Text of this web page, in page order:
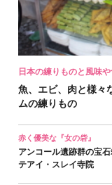
日本の練りものと風味
魚、エビ、肉と様々
ムの練りもの
赤く優美な『女の砦』
アンコール遺跡群の宝
テアイ・スレイ寺院